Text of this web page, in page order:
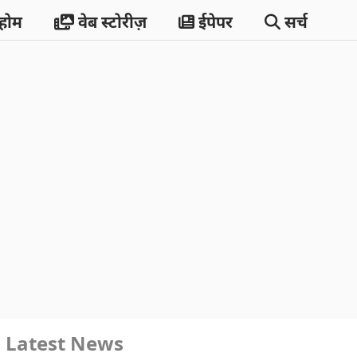
वेब स्टोरीज़ ईपेपर सर्च
Latest News